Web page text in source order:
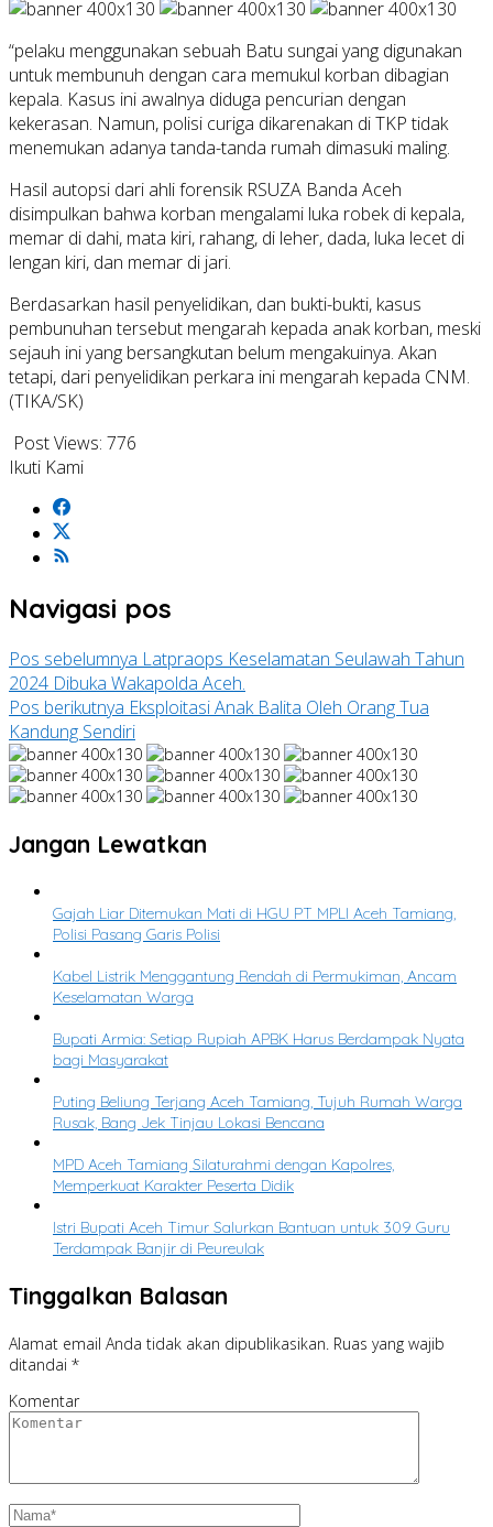
“pelaku menggunakan sebuah Batu sungai yang digunakan
untuk membunuh dengan cara memukul korban dibagian
kepala. Kasus ini awalnya diduga pencurian dengan
kekerasan. Namun, polisi curiga dikarenakan di TKP tidak
menemukan adanya tanda-tanda rumah dimasuki maling.
Hasil autopsi dari ahli forensik RSUZA Banda Aceh
disimpulkan bahwa korban mengalami luka robek di kepala,
memar di dahi, mata kiri, rahang, di leher, dada, luka lecet di
lengan kiri, dan memar di jari.
Berdasarkan hasil penyelidikan, dan bukti-bukti, kasus
pembunuhan tersebut mengarah kepada anak korban, meski
sejauh ini yang bersangkutan belum mengakuinya. Akan
tetapi, dari penyelidikan perkara ini mengarah kepada CNM.
(TIKA/SK)
Post Views: 776
Ikuti Kami
Navigasi pos
Pos sebelumnya Latpraops Keselamatan Seulawah Tahun
2024 Dibuka Wakapolda Aceh.
Pos berikutnya Eksploitasi Anak Balita Oleh Orang Tua
Kandung Sendiri
Jangan Lewatkan
Gajah Liar Ditemukan Mati di HGU PT MPLI Aceh Tamiang,
Polisi Pasang Garis Polisi
Kabel Listrik Menggantung Rendah di Permukiman, Ancam
Keselamatan Warga
Bupati Armia: Setiap Rupiah APBK Harus Berdampak Nyata
bagi Masyarakat
Puting Beliung Terjang Aceh Tamiang, Tujuh Rumah Warga
Rusak, Bang Jek Tinjau Lokasi Bencana
MPD Aceh Tamiang Silaturahmi dengan Kapolres,
Memperkuat Karakter Peserta Didik
Istri Bupati Aceh Timur Salurkan Bantuan untuk 309 Guru
Terdampak Banjir di Peureulak
Tinggalkan Balasan
Alamat email Anda tidak akan dipublikasikan. Ruas yang wajib
ditandai *
Komentar